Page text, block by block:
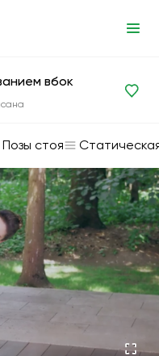
вбок
Позы стоя